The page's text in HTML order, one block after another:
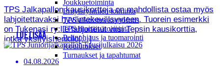
Joukkuetoiminta
Erityisryhmien toiminta
TPS aikuisten kuntofutis
TPS iltapäivätoiminta
Pelinohjaus ja tuomarointi
Koulutukset
Turnaukset ja tapahtumat
TPS Jalkapallon kausikortteja on mahdollista ostaa myös
lahjoitettavaksi hyväntekeväisyyteen. Tuorein esimerkki
on Tukenasi ry:lle lahjoitetut viisi Tepsin kausikorttia,
jotka yksityishenkilö[…]
LUE LISÄÄ
04.08.2026